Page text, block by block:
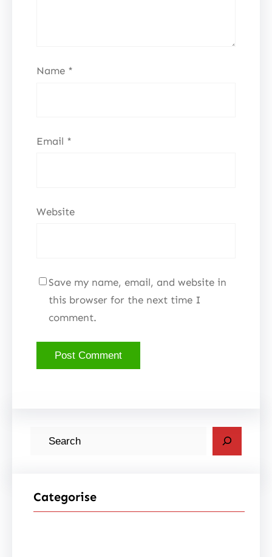
Name *
Email *
Website
Save my name, email, and website in
this browser for the next time I
comment.
Categorise